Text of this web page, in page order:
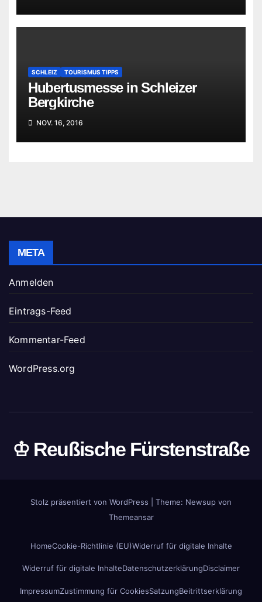
SCHLEIZ TOURISMUS TIPPS
Hubertusmesse in Schleizer
Bergkirche
NOV. 16, 2016
META
Anmelden
Eintrags-Feed
Kommentar-Feed
WordPress.org
♔ Reußische Fürstenstraße
Stolz präsentiert von WordPress
Theme: Newsup von
Themeansar
HomeCookie-Richtlinie (EU)Widerruf für digitale Inhalte
Widerruf für digitale InhalteDatenschutzerklärungDisclaimer
ImpressumZustimmung für CookiesSatzungBeitrittserklärung